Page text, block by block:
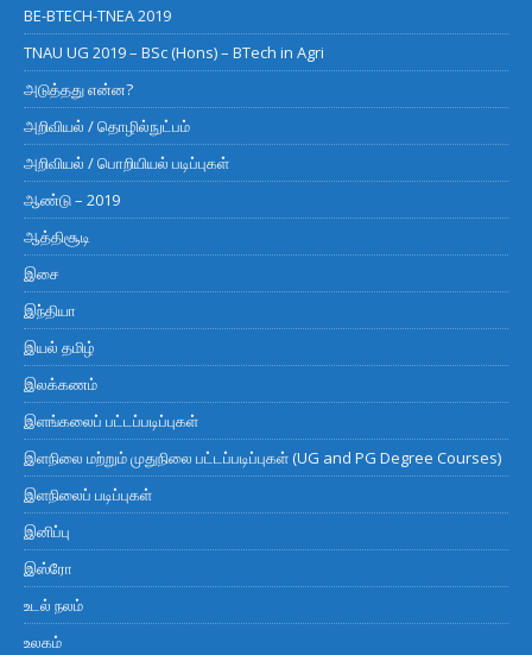
BE-BTECH-TNEA 2019
TNAU UG 2019 – BSc (Hons) – BTech in Agri
அடுத்தது என்ன?
அறிவியல் / தொழில்நுட்பம்
அறிவியல் / பொறியியல் படிப்புகள்
ஆண்டு – 2019
ஆத்திசூடி
இசை
இந்தியா
இயல் தமிழ்
இலக்கணம்
இளங்கலைப் பட்டப்படிப்புகள்
இளநிலை மற்றும் முதுநிலை பட்டப்படிப்புகள் (UG and PG Degree Courses)
இளநிலைப் படிப்புகள்
இனிப்பு
இஸ்ரோ
உடல் நலம்
உலகம்